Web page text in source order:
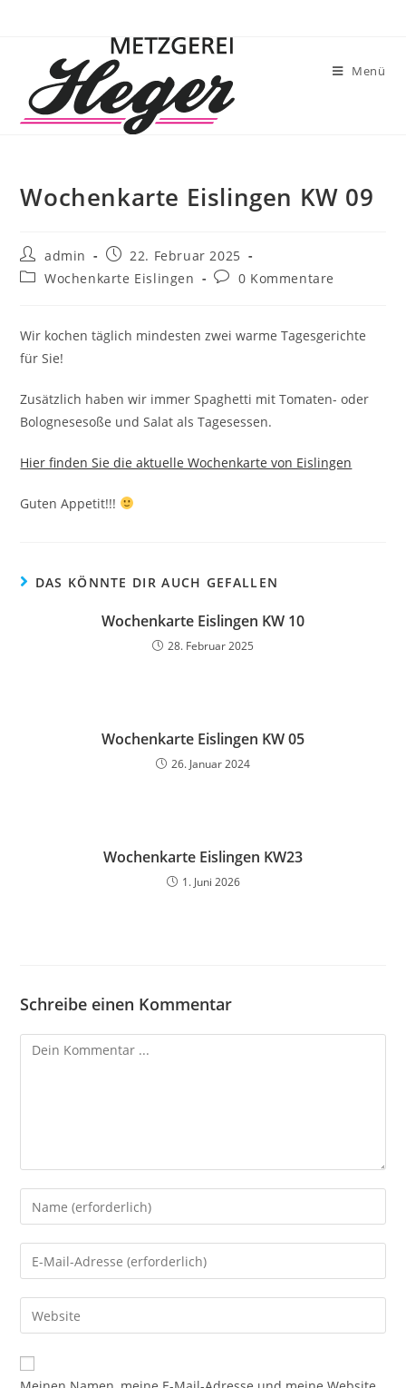
Menü
Wochenkarte Eislingen KW 09
admin
22. Februar 2025
Wochenkarte Eislingen
0 Kommentare
Wir kochen täglich mindesten zwei warme Tagesgerichte
für Sie!
Zusätzlich haben wir immer Spaghetti mit Tomaten- oder
Bolognesesoße und Salat als Tagesessen.
Hier finden Sie die aktuelle Wochenkarte von Eislingen
Guten Appetit!!!
DAS KÖNNTE DIR AUCH GEFALLEN
Wochenkarte Eislingen KW 10
28. Februar 2025
Wochenkarte Eislingen KW 05
26. Januar 2024
Wochenkarte Eislingen KW23
1. Juni 2026
Schreibe einen Kommentar